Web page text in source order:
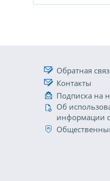
Обратная
Контакты
Подписка на
Об
информации